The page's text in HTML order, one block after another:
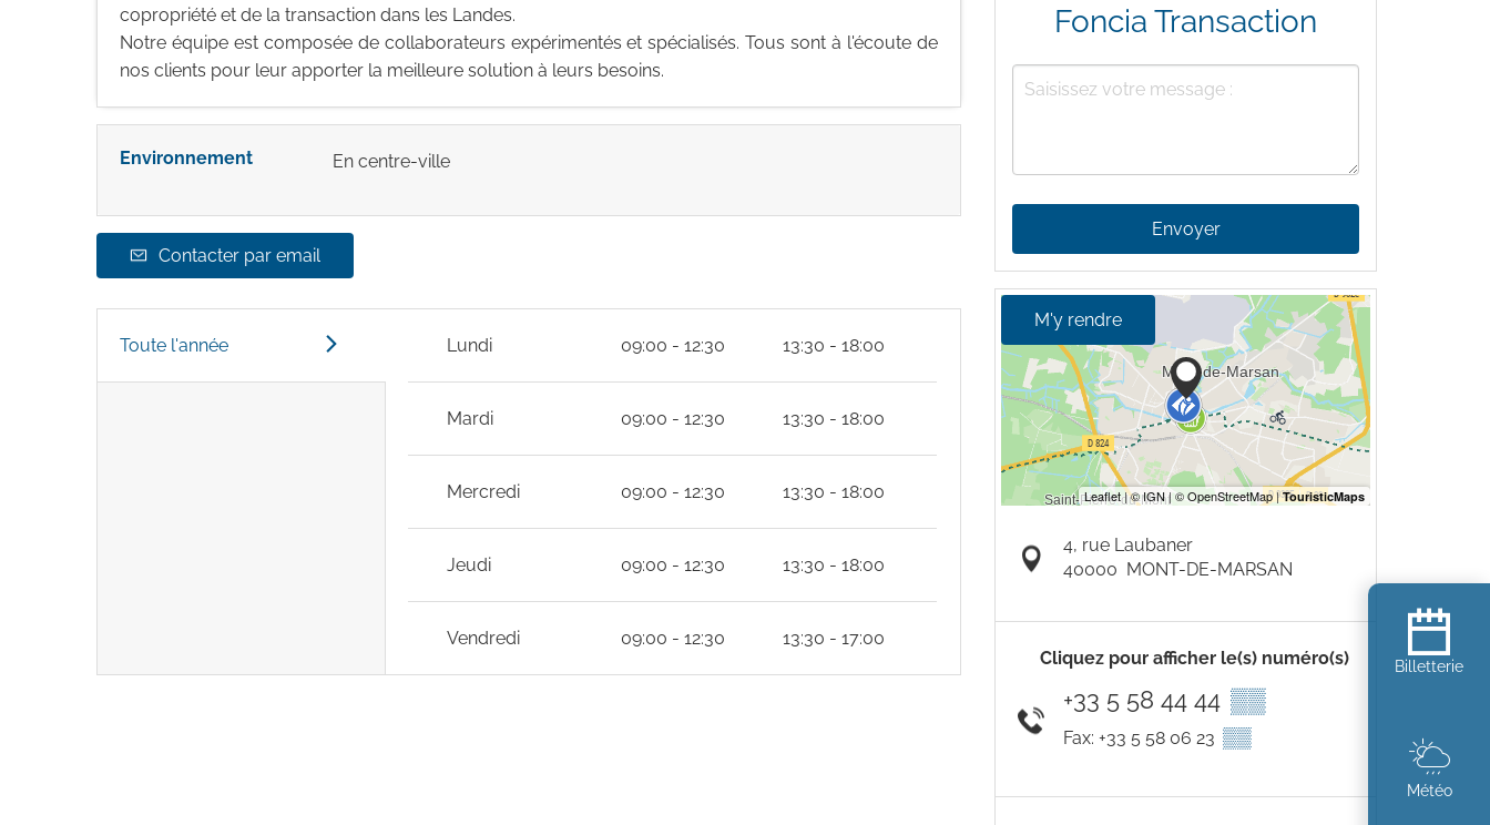
Billetterie
Météo
copropriété et de la transaction dans les Landes.
Notre équipe est composée de collaborateurs expérimentés et spécialisés. Tous sont à l'écoute de
nos clients pour leur apporter la meilleure solution à leurs besoins.
Environnement En centre-ville
Contacter par email
Toute l'année Lundi 09:00 - 12:30 13:30 - 18:00
Mardi 09:00 - 12:30 13:30 - 18:00
Mercredi 09:00 - 12:30 13:30 - 18:00
Jeudi 09:00 - 12:30 13:30 - 18:00
Vendredi 09:00 - 12:30 13:30 - 17:00
Foncia Transaction
Envoyer
M'y rendre
4, rue Laubaner
40000 MONT-DE-MARSAN
Cliquez pour afficher le(s) numéro(s)
+33 5 58 44 44 ▒▒
Fax: +33 5 58 06 23 ▒▒